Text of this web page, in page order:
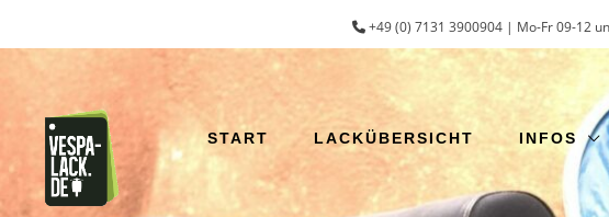
+49 (0) 7131 3900904 | Mo-Fr 09-12
START LACKÜBERSICHT INFOS